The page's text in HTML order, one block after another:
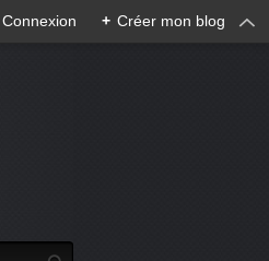
Connexion + Créer mon blog